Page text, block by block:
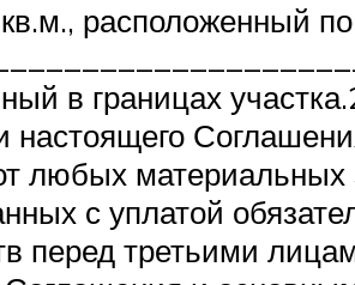
расположенный по
в границах
настоящего
любых материальных
с уплатой
перед третьими